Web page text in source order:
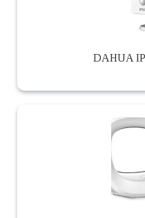
DAHUA